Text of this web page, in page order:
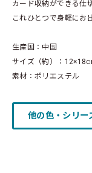
カード収納ができる仕
これひとつで身軽にお
生産国：中国
サイズ（約）：
素材：ポリエステル
他の色・シリー